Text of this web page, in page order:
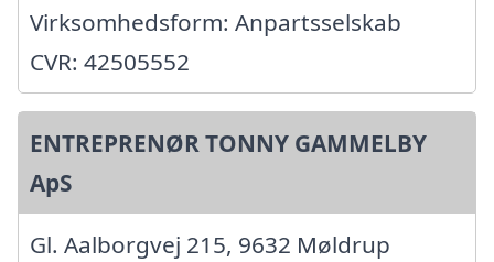
Virksomhedsform: Anpartsselskab
CVR: 42505552
ENTREPRENØR TONNY GAMMELBY
ApS
Gl. Aalborgvej 215, 9632 Møldrup